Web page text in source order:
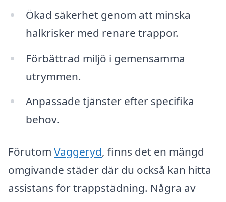
Ökad säkerhet genom att minska
halkrisker med renare trappor.
Förbättrad miljö i gemensamma
utrymmen.
Anpassade tjänster efter specifika
behov.
Förutom Vaggeryd, finns det en mängd
omgivande städer där du också kan hitta
assistans för trappstädning. Några av